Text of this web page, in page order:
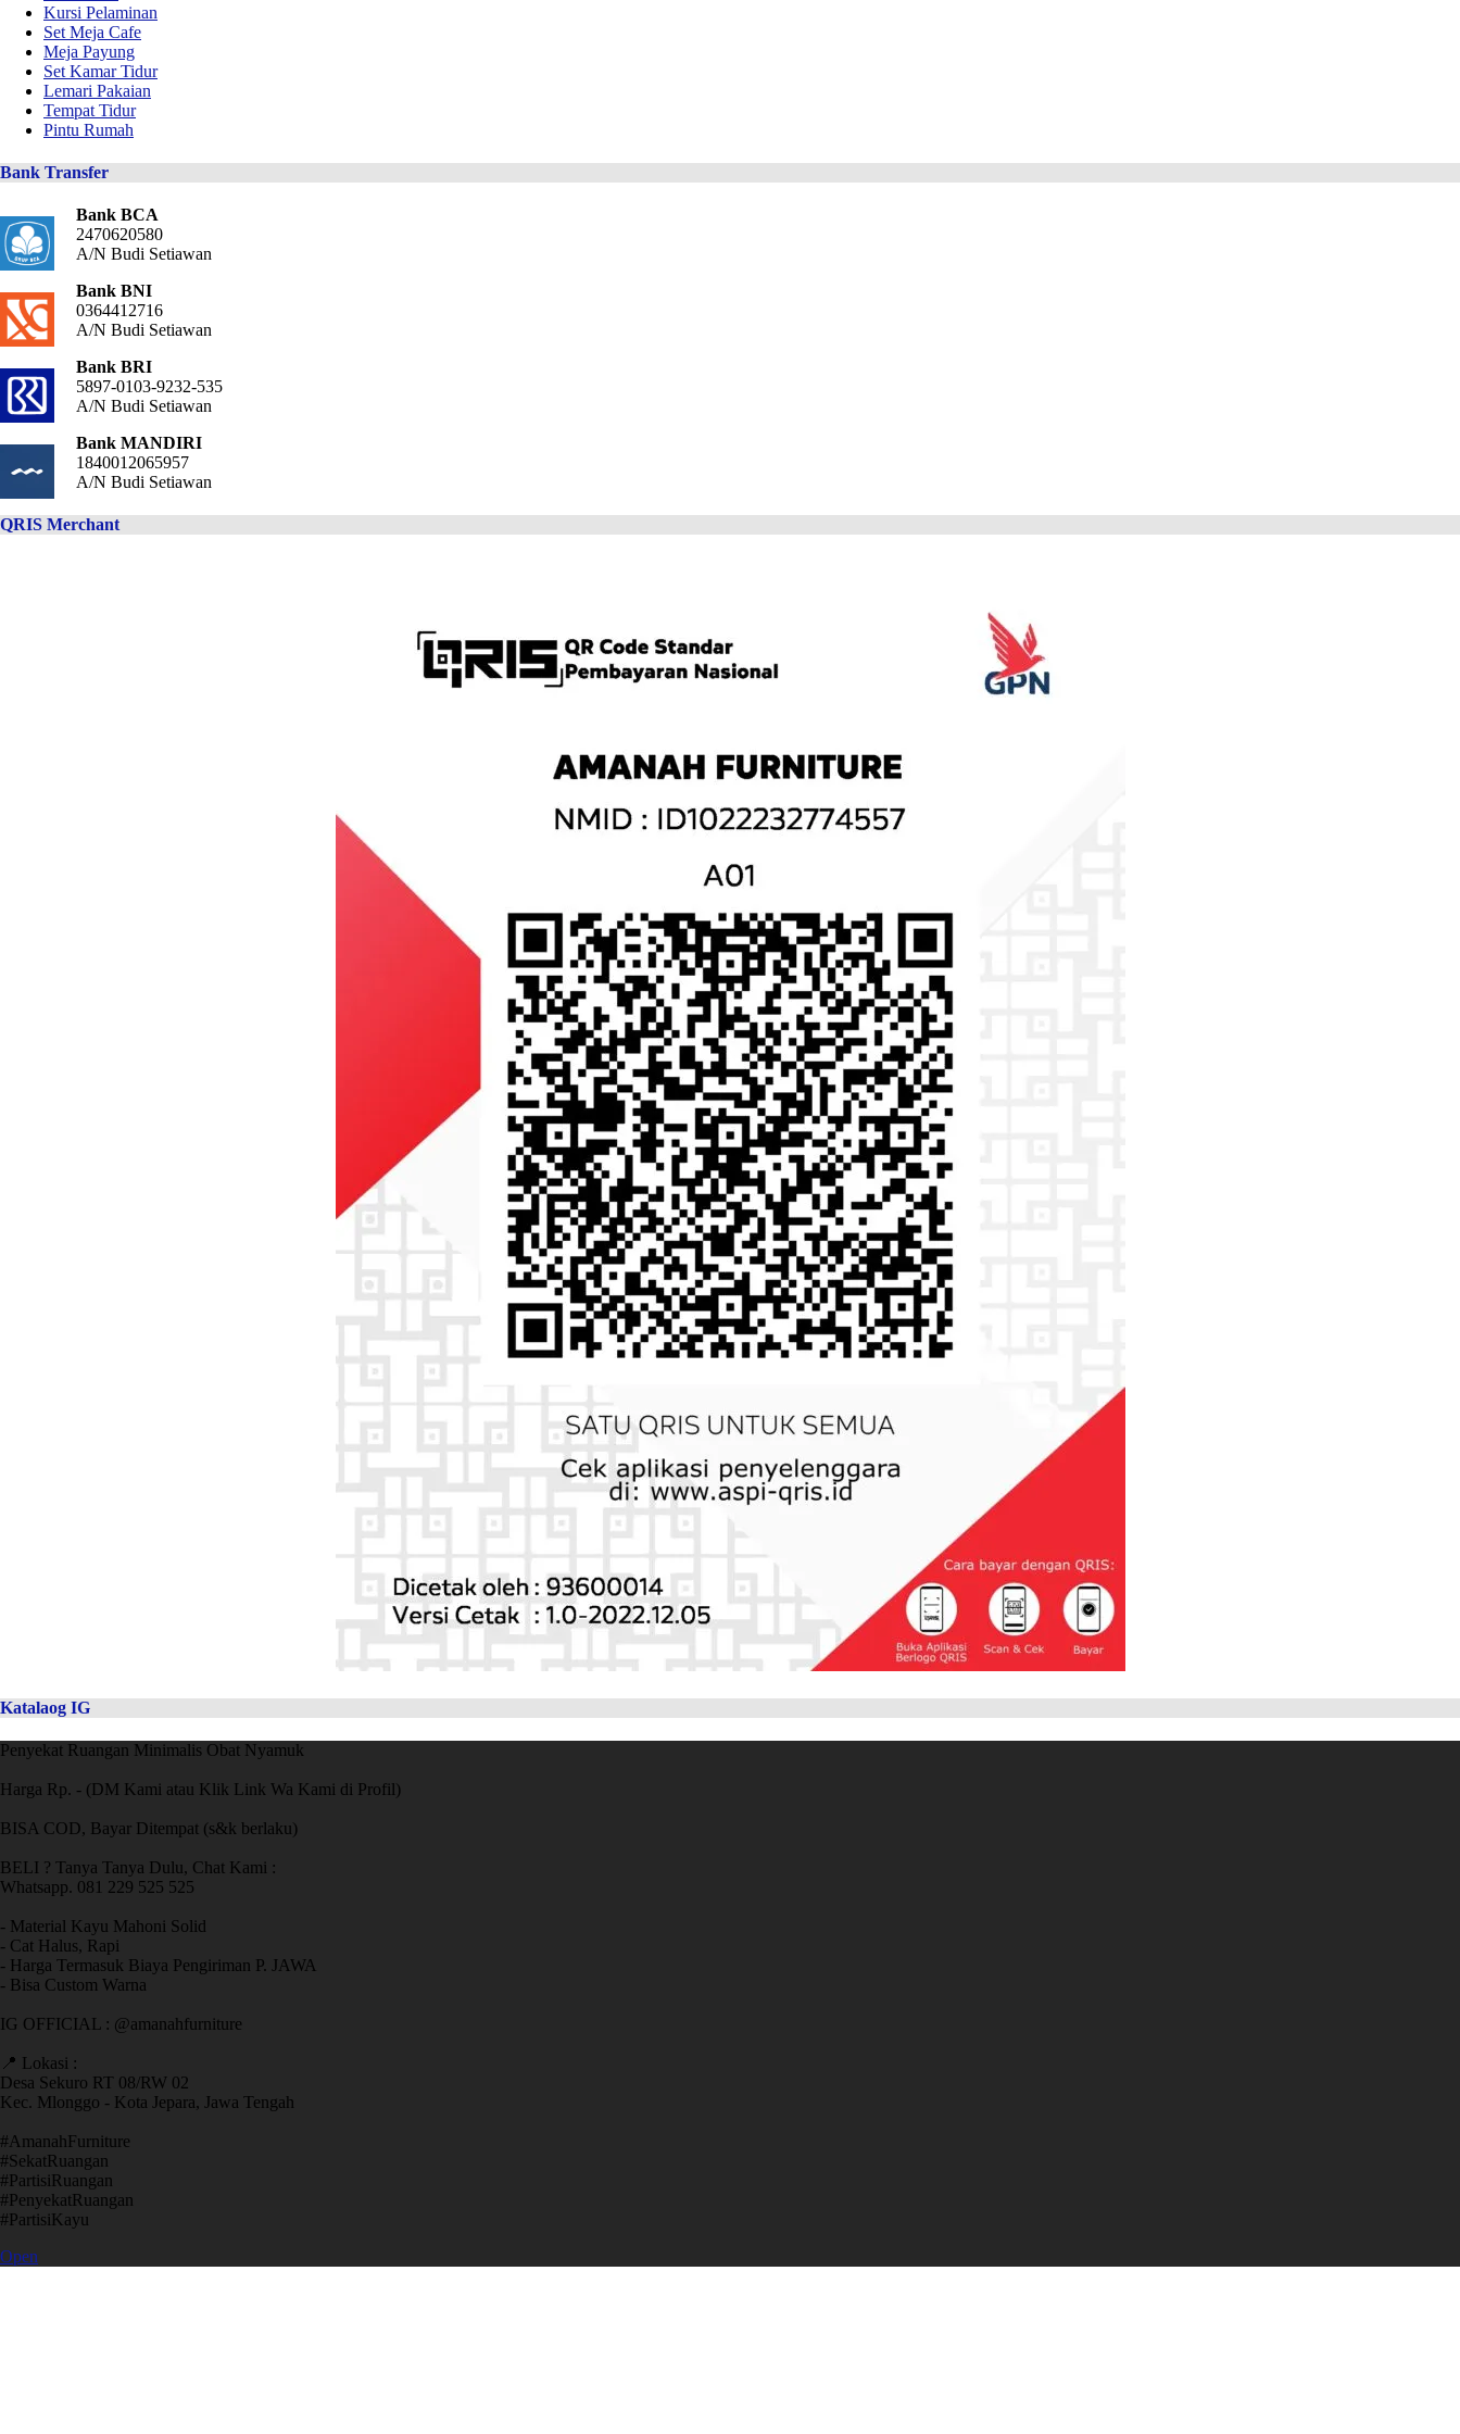
Kursi Pelaminan
Set Meja Cafe
Meja Payung
Set Kamar Tidur
Lemari Pakaian
Tempat Tidur
Pintu Rumah
Bank Transfer
Bank BCA
2470620580
A/N Budi Setiawan
Bank BNI
0364412716
A/N Budi Setiawan
Bank BRI
5897-0103-9232-535
A/N Budi Setiawan
Bank MANDIRI
1840012065957
A/N Budi Setiawan
QRIS Merchant
Katalaog IG
Penyekat Ruangan Minimalis Obat Nyamuk
Harga Rp. - (DM Kami atau Klik Link Wa Kami di Profil)
BISA COD, Bayar Ditempat (s&k berlaku)
BELI ? Tanya Tanya Dulu, Chat Kami :
Whatsapp. 081 229 525 525
- Material Kayu Mahoni Solid
- Cat Halus, Rapi
- Harga Termasuk Biaya Pengiriman P. JAWA
- Bisa Custom Warna
IG OFFICIAL : @amanahfurniture
📍 Lokasi :
Desa Sekuro RT 08/RW 02
Kec. Mlonggo - Kota Jepara, Jawa Tengah
​#AmanahFurniture
​#SekatRuangan
​#PartisiRuangan
​#PenyekatRuangan
​#PartisiKayu
Open